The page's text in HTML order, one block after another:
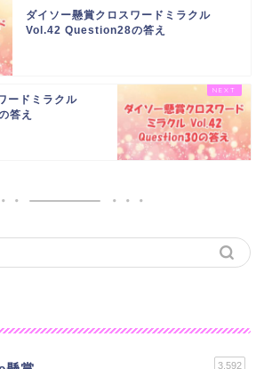
ダイソー懸賞クロスワードミラクル
Vol.42 Question28の答え
ードミラクル
答え
3,592